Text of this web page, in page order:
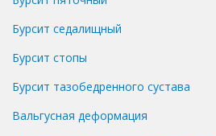
Бурсит седалищный
Бурсит стопы
Бурсит тазобедренного сустава
Вальгусная деформация